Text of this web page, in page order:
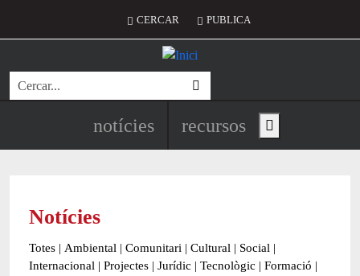
Menú del compte d'usuari
CERCAR PUBLICA
Cerca
Navegació principal de
notícies recursos Show main menu
Notícies
Totes | Ambiental | Comunitari | Cultural | Social |
Internacional | Projectes | Jurídic | Tecnològic | Formació |